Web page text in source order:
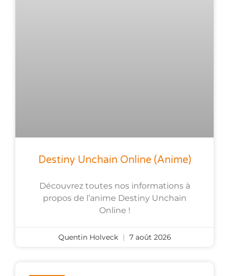
Destiny Unchain Online (anime)
Découvrez toutes nos informations à
propos de l’anime Destiny Unchain
Online !
Quentin Holveck 7 août 2026